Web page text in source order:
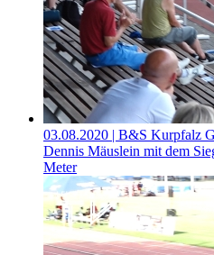
03.08.2020 | B&S Kurpfalz
Dennis Mäuslein mit dem
Meter